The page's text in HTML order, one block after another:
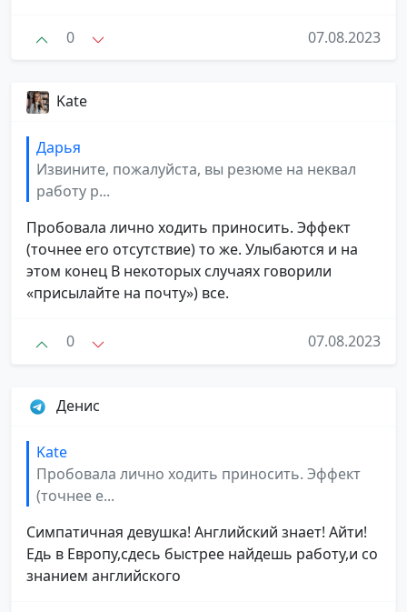
0 07.08.2023
Kate
Дарья
Извините, пожалуйста, вы резюме на неквал
работу р...
Пробовала лично ходить приносить. Эффект
(точнее его отсутствие) то же. Улыбаются и на
этом конец В некоторых случаях говорили
«присылайте на почту») все.
0 07.08.2023
Денис
Kate
Пробовала лично ходить приносить. Эффект
(точнее е...
Симпатичная девушка! Английский знает! Айти!
Едь в Европу,сдесь быстрее найдешь работу,и со
знанием английского